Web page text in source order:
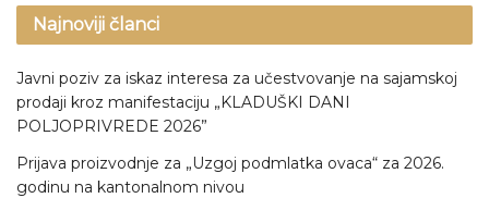
Najnoviji članci
Javni poziv za iskaz interesa za učestvovanje na sajamskoj
prodaji kroz manifestaciju „KLADUŠKI DANI
POLJOPRIVREDE 2026”
Prijava proizvodnje za „Uzgoj podmlatka ovaca“ za 2026.
godinu na kantonalnom nivou